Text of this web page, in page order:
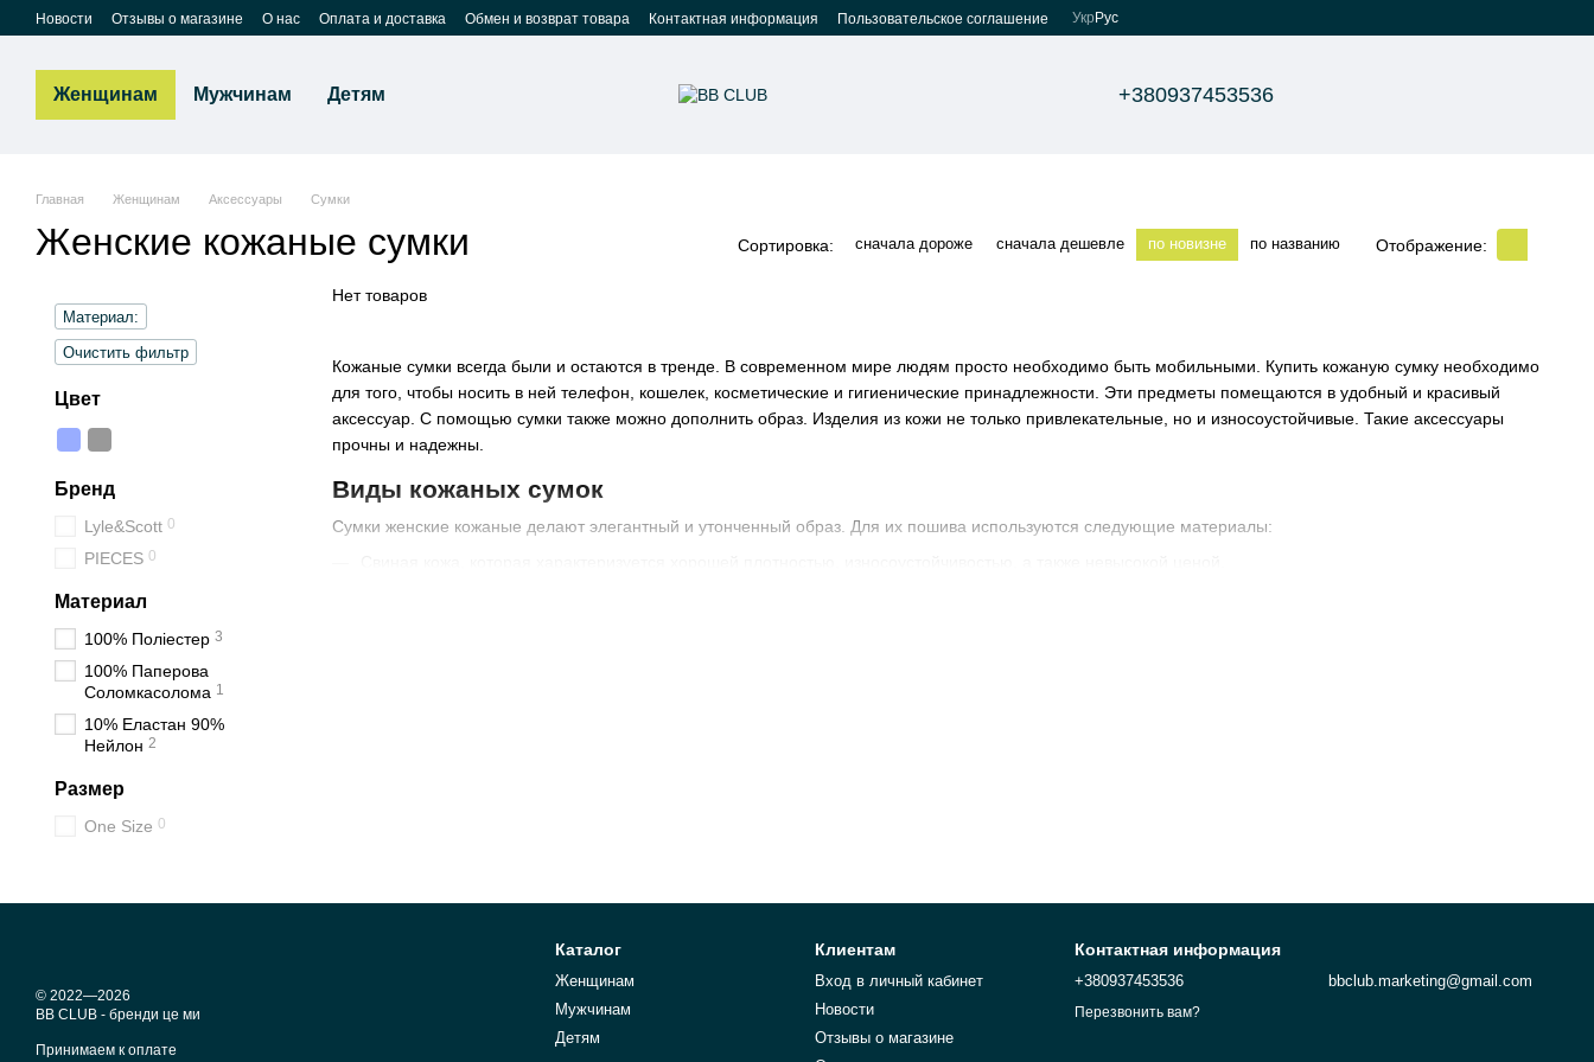
Перейти к основному контенту
Новости Отзывы о магазине О нас Оплата и доставка Обмен и возврат товара Контактная информация Пользовательское соглашение Укр Рус
Женщинам Мужчинам Детям +380937453536
Главная Женщинам Аксессуары Сумки
Женские кожаные сумки Сортировка: сначала дороже сначала дешевле по новизне по названию Отображение:
Кожаные сумки всегда были и остаются в тренде. В современном мире людям просто необходимо быть мобильными. Купить кожаную сумку необходимо
для того, чтобы носить в ней телефон, кошелек, косметические и гигиенические принадлежности. Эти предметы помещаются в удобный и красивый
аксессуар. С помощью сумки также можно дополнить образ. Изделия из кожи не только привлекательные, но и износоустойчивые. Такие аксессуары
прочны и надежны.
Виды кожаных сумок
Сумки женские кожаные делают элегантный и утонченный образ. Для их пошива используются следующие материалы:
Нет товаров
Материал:
Очистить фильтр
Цвет
Бренд
Lyle&Scott 0
PIECES 0
Материал
100% Поліестер 3
100% Паперова
Соломкасолома 1
10% Еластан 90%
Нейлон 2
Размер
One Size 0
© 2022—2026
BB CLUB - бренди це ми
Принимаем к оплате
Каталог
Женщинам
Мужчинам
Детям
Клиентам
Вход в личный кабинет
Новости
Отзывы о магазине
Контактная информация
+380937453536
Перезвонить вам?
bbclub.marketing@gmail.com